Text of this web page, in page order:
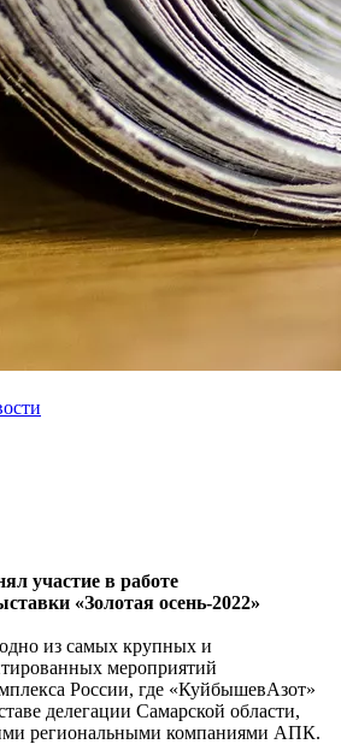
участие в работе
«Золотая осень-2022»
из самых крупных и
мероприятий
России, где «КуйбышевАзот»
делегации Самарской области,
региональными компаниями АПК.